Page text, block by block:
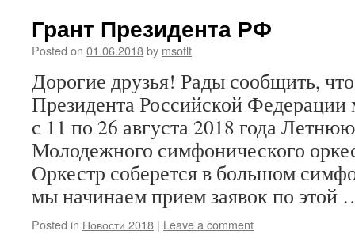
Грант Президента РФ
Posted on 01.06.2018by msotlt
Дорогие друзья! Рады сообщить, что
Президента Российской
с 11 по 26 августа 2018 года
Молодежного симфонического
Оркестр соберется в большом
мы начинаем прием заявок по
Posted in Новости 2018 | Leave a comment